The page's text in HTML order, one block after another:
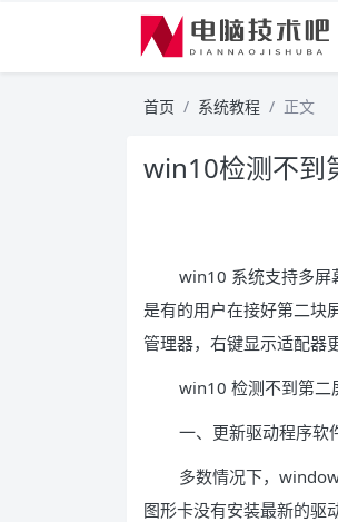
首页 系统教程 正文
win10检测不到
win10 系统支持多屏
是有的用户在接好第二块
管理器，右键显示适配器
win10 检测不到第二
一、更新驱动程序软
多数情况下，
图形卡没有安装最新的驱